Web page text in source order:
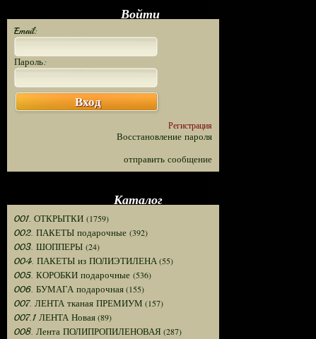
Войти
Email:
Пароль:
Вход
Регистрация
Восстановление пароля
отправить сообщение
Каталог
001. ОТКРЫТКИ (1759)
002. ПАКЕТЫ подарочные (392)
003. ШОППЕРЫ (24)
004. ПАКЕТЫ из ПОЛИЭТИЛЕНА(55)
005. КОРОБКИ подарочные (536)
006. БУМАГА подарочная(155)
007. ЛЕНТА тканая ПРЕМИУМ (157)
007.1 ЛЕНТА Новая(89)
008. Лента ПОЛИПРОПИЛЕНОВАЯ (287)